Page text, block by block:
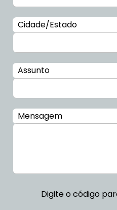
Cidade/Estado
Assunto
Mensagem
Digite o código